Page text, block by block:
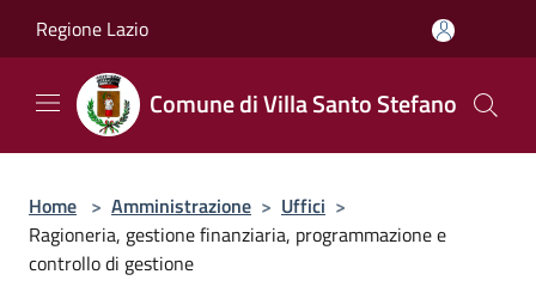
Regione Lazio
Comune di Villa Santo Stefano
Home > Amministrazione > Uffici >
Ragioneria, gestione finanziaria, programmazione e
controllo di gestione